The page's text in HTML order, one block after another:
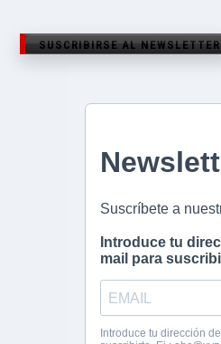
SUSCRIBIRSE AL NEWSLETTER